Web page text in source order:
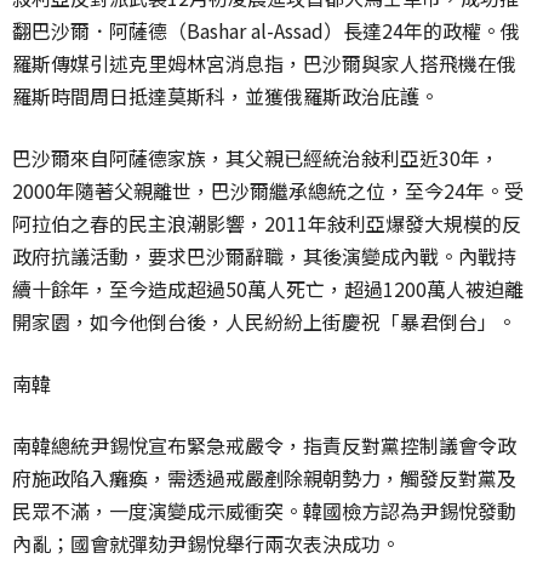
翻巴沙爾．阿薩德（Bashar al-Assad）長達24年的政權。俄
羅斯傳媒引述克里姆林宮消息指，巴沙爾與家人搭飛機在俄
羅斯時間周日抵達莫斯科，並獲俄羅斯政治庇護。
巴沙爾來自阿薩德家族，其父親已經統治敍利亞近30年，
2000年隨著父親離世，巴沙爾繼承總統之位，至今24年。受
阿拉伯之春的民主浪潮影響，2011年敍利亞爆發大規模的反
政府抗議活動，要求巴沙爾辭職，其後演變成內戰。內戰持
續十餘年，至今造成超過50萬人死亡，超過1200萬人被迫離
開家園，如今他倒台後，人民紛紛上街慶祝「暴君倒台」。
南韓
南韓總統尹錫悅宣布緊急戒嚴令，指責反對黨控制議會令政
府施政陷入癱瘓，需透過戒嚴剷除親朝勢力，觸發反對黨及
民眾不滿，一度演變成示威衝突。韓國檢方認為尹錫悅發動
內亂；國會就彈劾尹錫悅舉行兩次表決成功。